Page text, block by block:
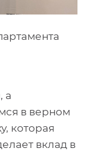
а
в верном
которая
вклад в